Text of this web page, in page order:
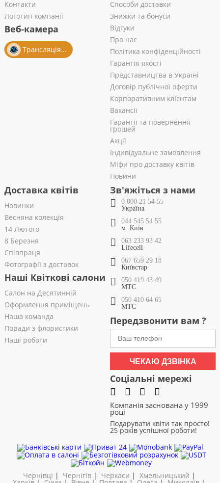
Контакти
Логотип компанії
Веб-камера
Трансляція із салону
Способи доставки
Знижки та бонуси
Відгуки
Про нас
Політика конфіденційності
Гарантія якості
Представництва в Україні
Договір публічної оферти
Корпоративним клієнтам
Вакансії
Гарантії та повернення
грошей
Акції
Індивідуальне замовлення
Міфи про доставку квітів
Новини
Доставка квітів
Новинки
Весняна колекція
14 Лютого
8 Березня
Співпраця
Фотографії з доставок
Наші Квіткові салони
Салон на Десятинній
Оформлення приміщень
Наша команда
Поради з флористики
Наші роботи
Зв'яжіться з нами
0 800 21 54 55
Україна
044 545 54 55
м. Київ
063 233 93 42
Lifecell
067 659 29 18
Київстар
050 419 43 49
МТС
050 410 64 65
МТС
Передзвонити вам ?
ЧЕКАЮ ДЗВІНКА
Соціальні мережі
Компанія заснована у 1999
році
Подарувати квіти так просто!
25 років успішної роботи!
Чернівці | Чернігів| Черкаси | Хмельницький |